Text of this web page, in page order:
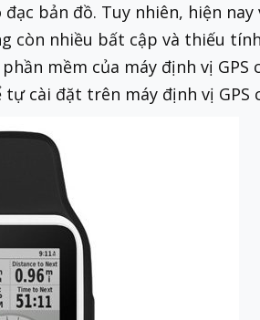
bản đồ. Tuy nhiên, hiện
còn nhiều bất cập và thiếu
mềm của máy định vị GPS
cài đặt trên máy định vị